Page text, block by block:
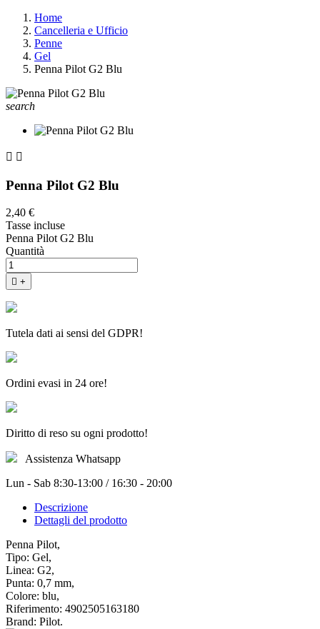
Home
Cancelleria e Ufficio
Penne
Gel
Penna Pilot G2 Blu
search
 
Penna Pilot G2 Blu
2,40 €
Tasse incluse
Penna Pilot G2 Blu
Quantità
 +
Tutela dati ai sensi del GDPR!
Ordini evasi in 24 ore!
Diritto di reso su ogni prodotto!
Assistenza Whatsapp
Lun - Sab 8:30-13:00 / 16:30 - 20:00
Descrizione
Dettagli del prodotto
Penna Pilot,
Tipo: Gel,
Linea: G2,
Punta: 0,7 mm,
Colore: blu,
Riferimento: 4902505163180
Brand: Pilot.